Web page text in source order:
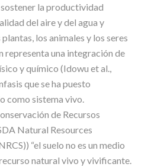
sostener la productividad
del aireydel agua y
plantas, los animales y los seres
representa una integración de
y químico (Idowu et al.,
que se ha puesto
como sistema vivo.
de Recursos
Natural Resources
“el suelo no es un medio
natural vivo yvivificante.